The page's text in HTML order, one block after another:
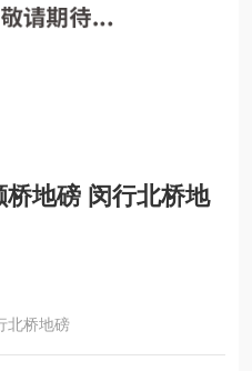
地磅 闵行北桥地
北桥地磅